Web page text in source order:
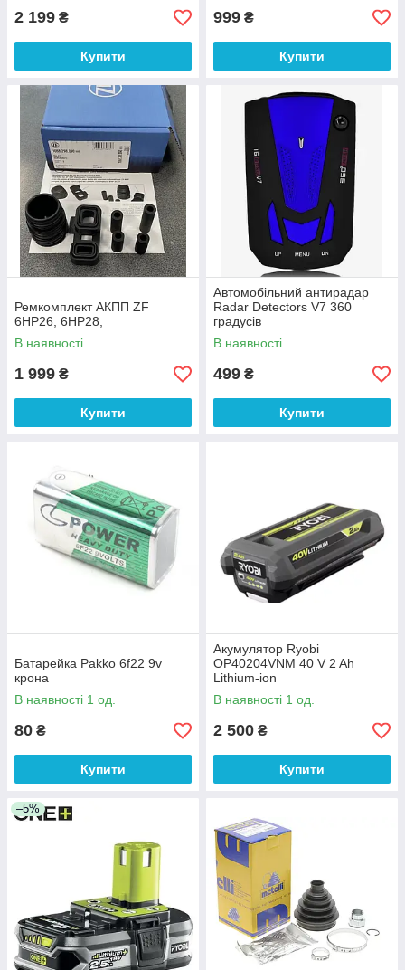
2 199 ₴
Купити
999 ₴
Купити
Ремкомплект АКПП ZF
6HP26, 6HP28,
В наявності
1 999 ₴
Купити
Автомобільний антирадар
Radar Detectors V7 360
градусів
В наявності
499 ₴
Купити
Батарейка Pakko 6f22 9v
крона
В наявності 1 од.
80 ₴
Купити
Акумулятор Ryobi
OP40204VNM 40 V 2 Ah
Lithium-ion
В наявності 1 од.
2 500 ₴
Купити
–5%